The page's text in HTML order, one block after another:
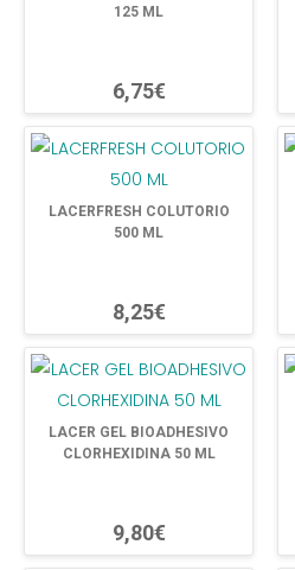
125 ML
6,75€
LACERFRESH COLUTORIO
500 ML
8,25€
LACER GEL BIOADHESIVO
CLORHEXIDINA 50 ML
9,80€